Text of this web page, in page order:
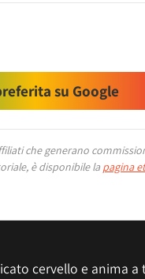
su Google
che generano
è disponibile la pagina
cervello e anima